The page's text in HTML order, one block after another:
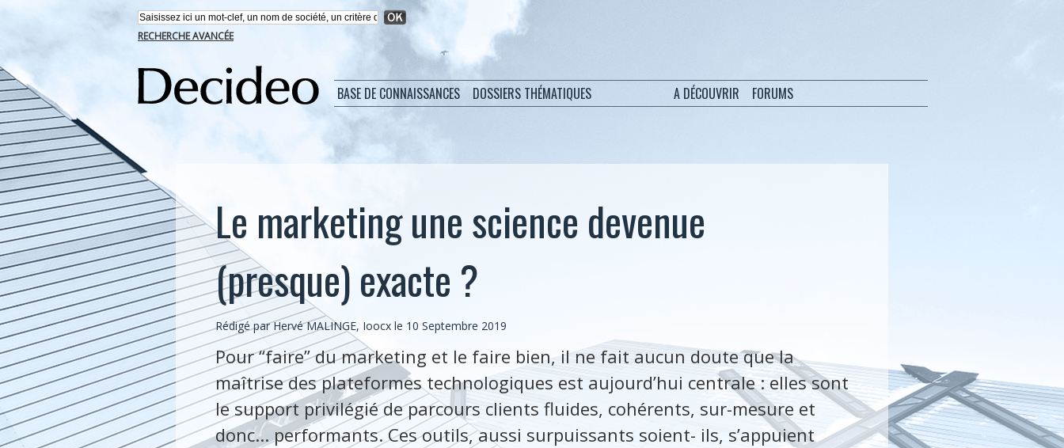
RECHERCHE AVANCÉE
BASE DE CONNAISSANCES DOSSIERS THÉMATIQUES A DÉCOUVRIR FORUMS
Le marketing une science devenue
(presque) exacte ?
Rédigé par Hervé MALINGE, Ioocx le 10 Septembre 2019
Pour “faire” du marketing et le faire bien, il ne fait aucun doute que la
maîtrise des plateformes technologiques est aujourd’hui centrale : elles sont
le support privilégié de parcours clients fluides, cohérents, sur-mesure et
donc... performants. Ces outils, aussi surpuissants soient- ils, s’appuient